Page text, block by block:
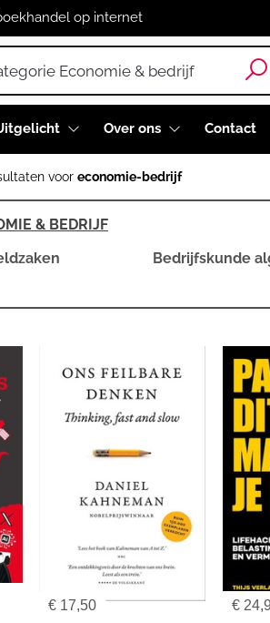
op internet
Over ons Contact
voor economie-bedrijf
& BEDRIJF
Bedrijfskunde
€ 17,50 €